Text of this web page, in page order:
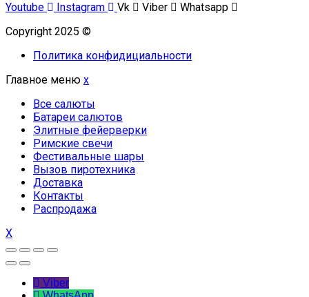
Youtube Instagram Vk Viber
Whatsapp
Copyright 2025 ©
Политика конфидициальности
Главное меню x
Все салюты
Батареи салютов
Элитные фейерверки
Римские свечи
Фестивальные шары
Вызов пиротехника
Доставка
Контакты
Распродажа
X
Viber